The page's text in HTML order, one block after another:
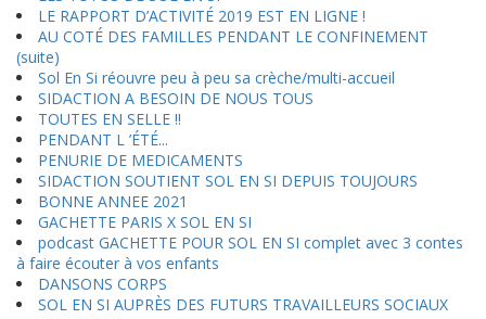
LE RAPPORT D’ACTIVITÉ 2019 EST EN LIGNE !
AU COTÉ DES FAMILLES PENDANT LE CONFINEMENT
(suite)
Sol En Si réouvre peu à peu sa crèche/multi-accueil
SIDACTION A BESOIN DE NOUS TOUS
TOUTES EN SELLE !!
PENDANT L ’ÉTÉ...
PENURIE DE MEDICAMENTS
SIDACTION SOUTIENT SOL EN SI DEPUIS TOUJOURS
BONNE ANNEE 2021
GACHETTE PARIS X SOL EN SI
podcast GACHETTE POUR SOL EN SI complet avec 3 contes
à faire écouter à vos enfants
DANSONS CORPS
SOL EN SI AUPRÈS DES FUTURS TRAVAILLEURS SOCIAUX